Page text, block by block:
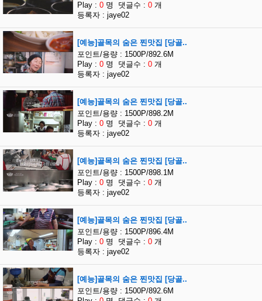
Play : 0 명 댓글수 : 0 개
등록자 : jaye02
[예능]골목의 숨은 찐맛집 [당골..
포인트/용량 : 1500P/892.6M
Play : 0 명 댓글수 : 0 개
등록자 : jaye02
[예능]골목의 숨은 찐맛집 [당골..
포인트/용량 : 1500P/898.2M
Play : 0 명 댓글수 : 0 개
등록자 : jaye02
[예능]골목의 숨은 찐맛집 [당골..
포인트/용량 : 1500P/898.1M
Play : 0 명 댓글수 : 0 개
등록자 : jaye02
[예능]골목의 숨은 찐맛집 [당골..
포인트/용량 : 1500P/896.4M
Play : 0 명 댓글수 : 0 개
등록자 : jaye02
[예능]골목의 숨은 찐맛집 [당골..
포인트/용량 : 1500P/892.6M